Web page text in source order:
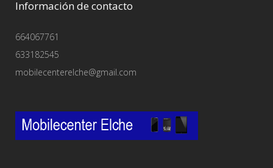
Información de contacto
664067761
633182545
mobilecenterelche@gmail.com